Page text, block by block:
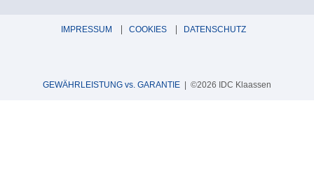
IMPRESSUM COOKIES DATENSCHUTZ
GEWÄHRLEISTUNG vs. GARANTIE | ©2026 IDC Klaassen